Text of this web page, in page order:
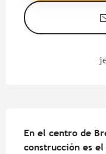
En el centro de
construcción es